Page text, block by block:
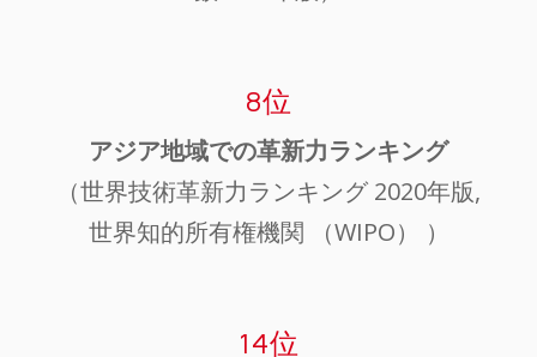
8位
アジア地域での革新力ランキング
（世界技術革新力ランキング 2020年版,
世界知的所有権機関 （WIPO） ）
14位